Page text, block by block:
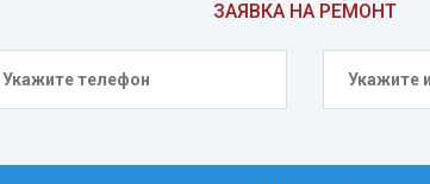
ЗАЯВКА НА РЕМОНТ